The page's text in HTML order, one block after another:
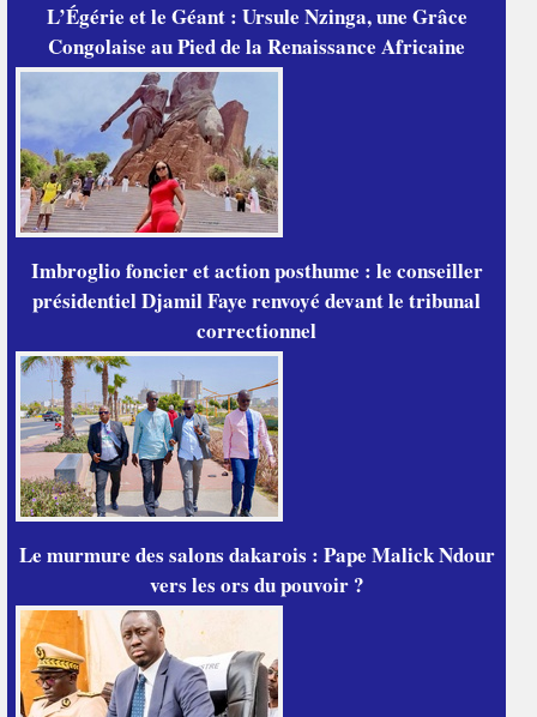
L’Égérie et le Géant : Ursule Nzinga, une Grâce
Congolaise au Pied de la Renaissance Africaine
Imbroglio foncier et action posthume : le conseiller
présidentiel Djamil Faye renvoyé devant le tribunal
correctionnel
Le murmure des salons dakarois : Pape Malick Ndour
vers les ors du pouvoir ?